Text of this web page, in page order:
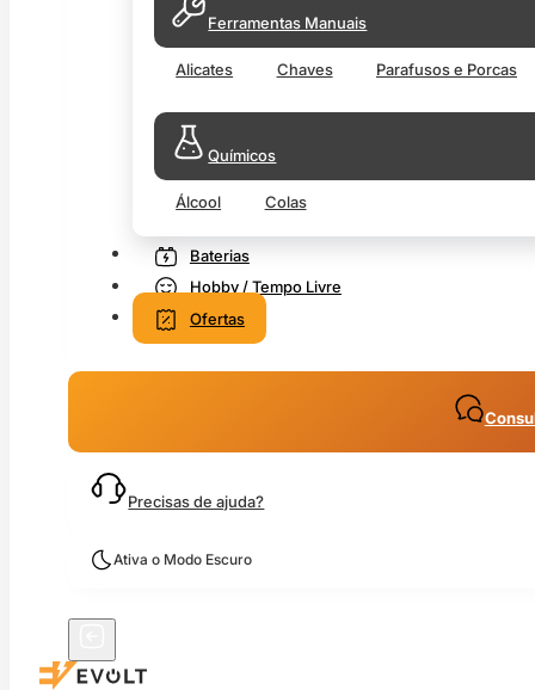
Ferramentas Manuais
Alicates Chaves Parafusos e Porcas
Químicos
Álcool Colas
Baterias
Hobby / Tempo Livre
Ofertas
Precisas de ajuda?
Ativa o Modo Escuro